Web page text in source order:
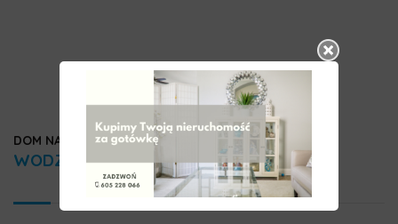
WODZISŁAW ŚLĄSKI, KOKOSZYCE
DOM NA SPRZEDAŻ